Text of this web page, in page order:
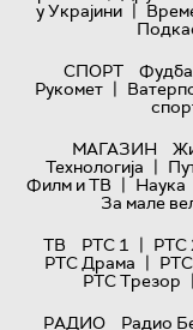
у Украјини |
СПОРТ
Рукомет |
МАГАЗИН
Технологијa |
Филм и ТВ | Наука
За мале
ТВ
РТС 1 | РТС
РТС Драма |
РТС Трезор |
РАДИО
Радио